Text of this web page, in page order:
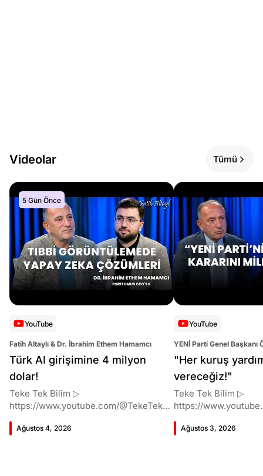
Videolar Tümü
5 Gün Önce
YouTube
Fatih Altaylı & Dr. İbrahim Ethem Hamamcı
Türk AI girişimine 4 milyon
dolar!
Teke Tek Bilim ▷
https://www.youtube.com/@TekeTekBil
Hamamcı kimdir ve akademik
Ağustos 4, 2026
YouTube
YENİ Parti Genel Başkanı
Altaylı
"Her kuruş
vereceğiz!"
Teke Tek Bilim ▷
https://
Butlan kararı kimin
Ağustos 3, 2026